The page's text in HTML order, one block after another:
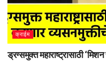
क्राईम
ड्रग्समुक्त महाराष्ट्रासाठी ‘मिशन